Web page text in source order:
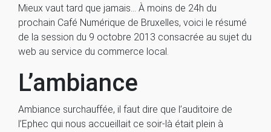
Mieux vaut tard que jamais… À moins de 24h du
prochain Café Numérique de Bruxelles, voici le résumé
de la session du 9 octobre 2013 consacrée au sujet du
web au service du commerce local.
L’ambiance
Ambiance surchauffée, il faut dire que l’auditoire de
l’Ephec qui nous accueillait ce soir-là était plein à